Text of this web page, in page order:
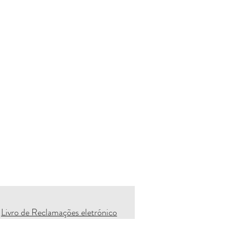
Livro de Reclamações eletrónico